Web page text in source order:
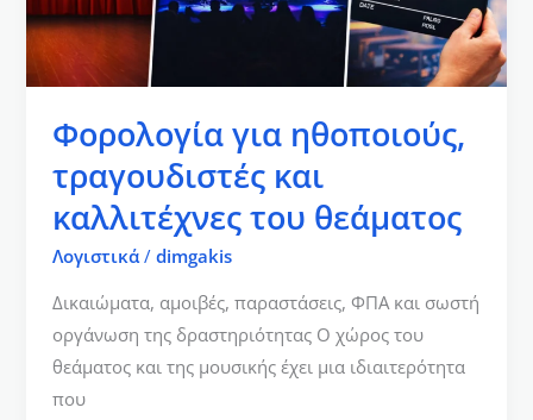
Φορολογία για ηθοποιούς,
τραγουδιστές και
καλλιτέχνες του θεάματος
Λογιστικά/dimgakis
Δικαιώματα, αμοιβές, παραστάσεις, ΦΠΑ και σωστή
οργάνωση της δραστηριότητας Ο χώρος του
θεάματος και της μουσικής έχει μια ιδιαιτερότητα
που
θεάματος